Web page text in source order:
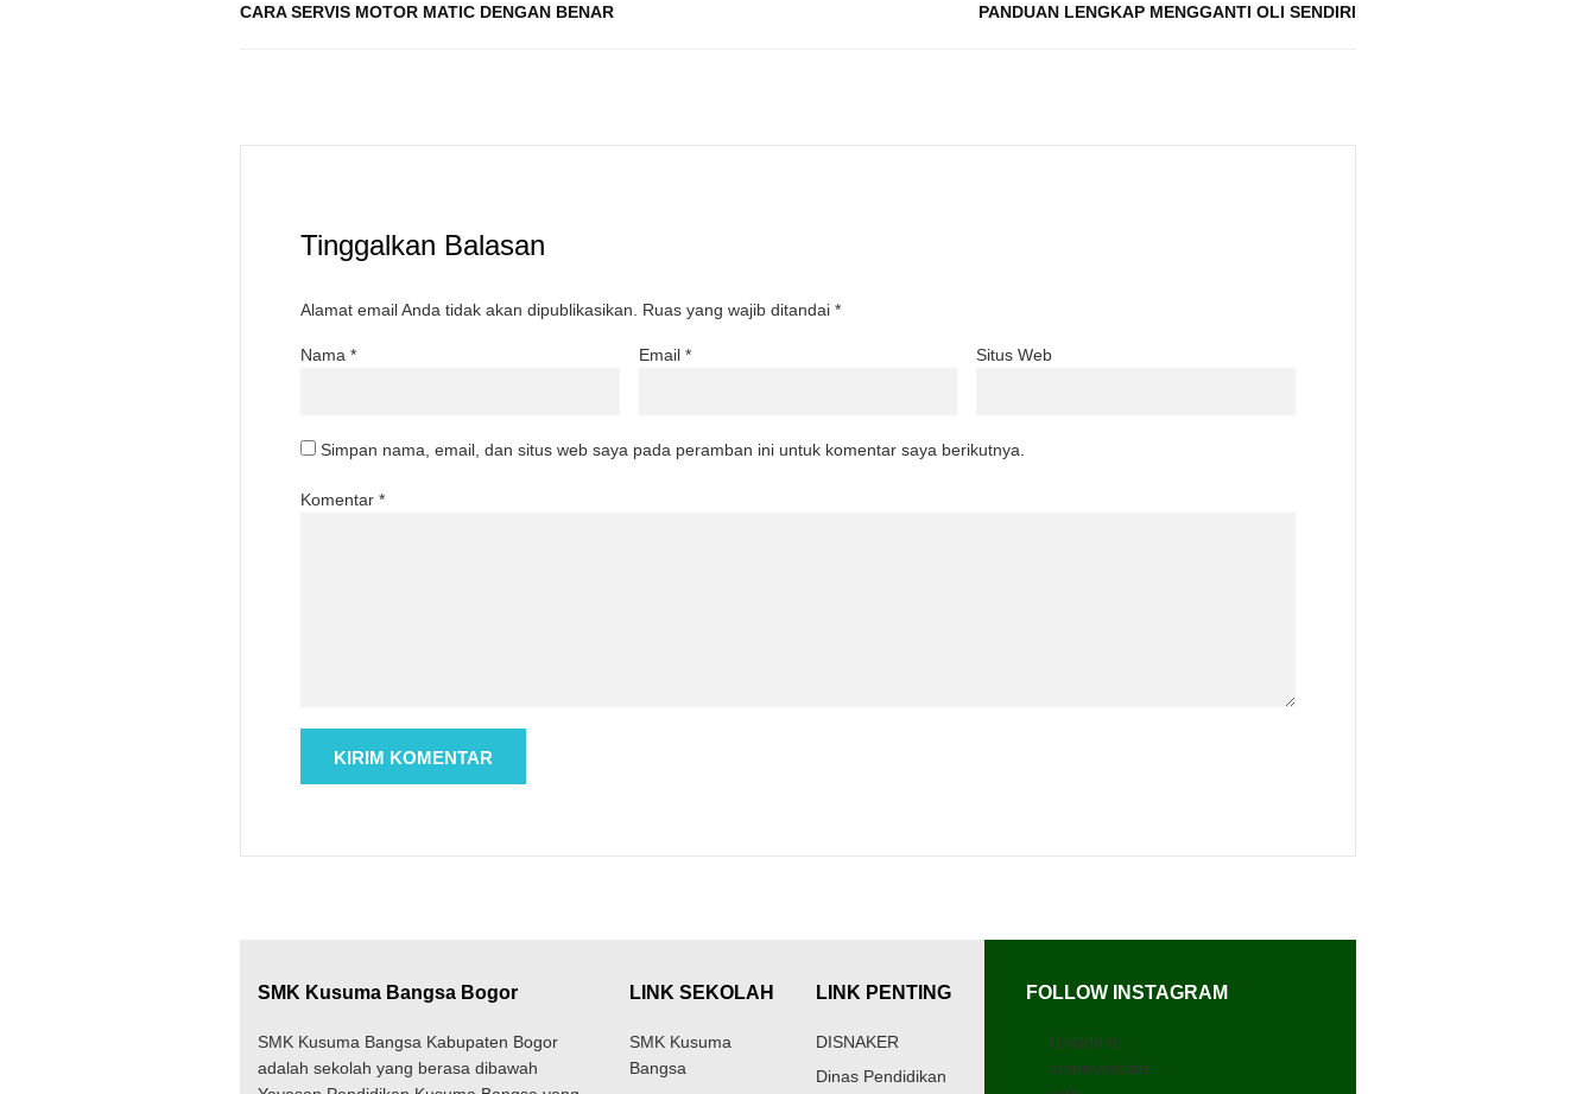
CARA SERVIS MOTOR MATIC DENGAN BENAR PANDUAN LENGKAP MENGGANTI OLI SENDIRI
Tinggalkan Balasan
Alamat email Anda tidak akan dipublikasikan. Ruas yang wajib ditandai *
Nama * Email * Situs Web
Simpan nama, email, dan situs web saya pada peramban ini untuk komentar saya berikutnya.
Komentar *
SMK Kusuma Bangsa Bogor
SMK Kusuma Bangsa Kabupaten Bogor
adalah sekolah yang berasa dibawah
LINK SEKOLAH
SMK Kusuma
Bangsa
LINK PENTING
DISNAKER
Dinas Pendidikan
FOLLOW INSTAGRAM
Unable to
communicate